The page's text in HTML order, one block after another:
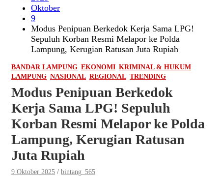
Oktober
9
Modus Penipuan Berkedok Kerja Sama LPG!
Sepuluh Korban Resmi Melapor ke Polda
Lampung, Kerugian Ratusan Juta Rupiah
BANDAR LAMPUNG EKONOMI KRIMINAL & HUKUM
LAMPUNG NASIONAL REGIONAL TRENDING
Modus Penipuan Berkedok
Kerja Sama LPG! Sepuluh
Korban Resmi Melapor ke Polda
Lampung, Kerugian Ratusan
Juta Rupiah
9 Oktober 2025 bintang_565